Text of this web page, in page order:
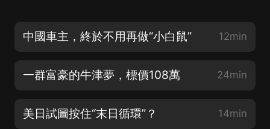
中國車主，終於不用再做“小白鼠” 12min
一群富豪的牛津夢，標價108萬 24min
美日試圖按住“末日循環”？ 14min